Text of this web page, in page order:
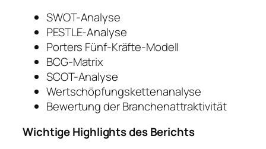
SWOT-Analyse
PESTLE-Analyse
Porters Fünf-Kräfte-Modell
BCG-Matrix
SCOT-Analyse
Wertschöpfungskettenanalyse
Bewertung der Branchenattraktivität
Wichtige Highlights des Berichts